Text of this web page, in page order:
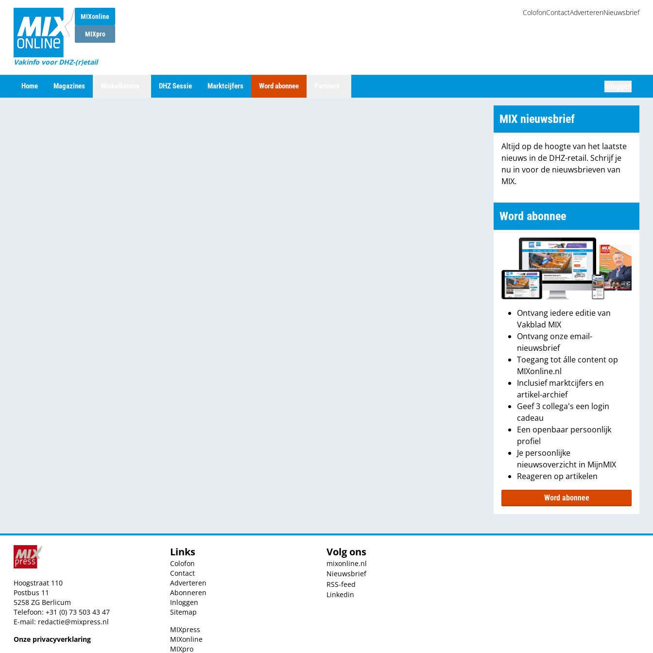
MIXonline
MIXpro
Vakinfo voor DHZ-(r)etail
ColofonContactAdverterenNieuwsbrief
Home Magazines DHZ Sessie Marktcijfers Word abonnee
MIX nieuwsbrief
Altijd op de hoogte van het laatste
nieuws in de DHZ-retail. Schrijf je
nu in voor de nieuwsbrieven van
MIX.
Word abonnee
Ontvang iedere editie van
Vakblad MIX
Ontvang onze email-
nieuwsbrief
Toegang tot álle content op
MIXonline.nl
Inclusief marktcijfers en
artikel-archief
Geef 3 collega's een login
cadeau
Een openbaar persoonlijk
profiel
Je persoonlijke
nieuwsoverzicht in MijnMIX
Reageren op artikelen
Word abonnee
Hoogstraat 110
Postbus 11
5258 ZG Berlicum
Telefoon: +31 (0) 73 503 43 47
E-mail: redactie@mixpress.nl
Onze privacyverklaring
Links
Colofon
Contact
Adverteren
Abonneren
Inloggen
Sitemap
MIXpress
MIXonline
MIXpro
Volg ons
mixonline.nl
Nieuwsbrief
RSS-feed
Linkedin